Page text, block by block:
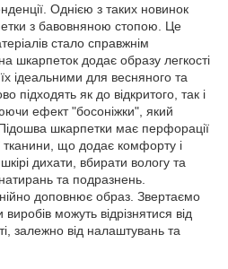
Однією з таких новинок
з бавовняною стопою. Це
стало справжнім
шкарпеток додає образу легкості
ідеальними для весняного та
підходять як до відкритого, так і
ефект "босоніжки", який
шкарпетки має перфорації
тканини, що додає комфорту і
дихати, вбирати вологу та
та подразнень.
доповнює образ. Звертаємо
можуть відрізнятися від
залежно від налаштувань та